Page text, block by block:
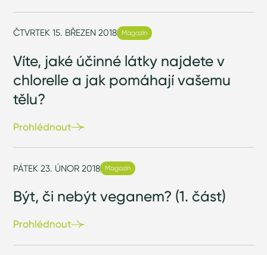
ČTVRTEK 15. BŘEZEN 2018 Magazín
Víte, jaké účinné látky najdete v
chlorelle a jak pomáhají vašemu
tělu?
Prohlédnout
PÁTEK 23. ÚNOR 2018 Magazín
Být, či nebýt veganem? (1. část)
Prohlédnout